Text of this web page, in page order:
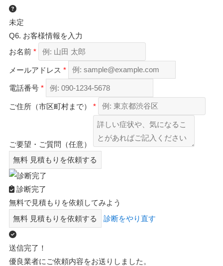
未定
Q6. お客様情報を入力
お名前 *
メールアドレス *
電話番号 *
ご住所（市区町村まで） *
ご要望・ご質問（任意）
無料 見積もりを依頼する
診断完了
無料で見積もりを依頼してみよう
無料 見積もりを依頼する 診断をやり直す
送信完了！
優良業者にご依頼内容をお送りしました。